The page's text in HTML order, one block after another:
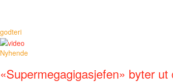
godteri
Nyhende
«Supermegagigasjefen» byter